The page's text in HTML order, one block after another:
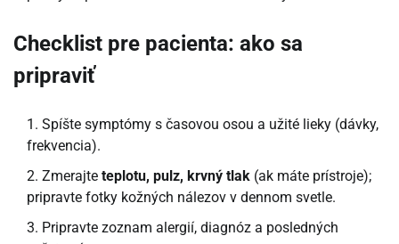
Checklist pre pacienta: ako sa
pripraviť
Spíšte symptómy s časovou osou a užité lieky (dávky,
frekvencia).
Zmerajte teplotu, pulz, krvný tlak (ak máte prístroje);
pripravte fotky kožných nálezov v dennom svetle.
Pripravte zoznam alergií, diagnóz a posledných